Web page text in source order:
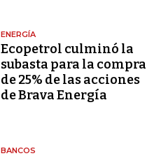
ENERGÍA
Ecopetrol culminó la
subasta para la compra
de 25% de las acciones
de Brava Energía
BANCOS